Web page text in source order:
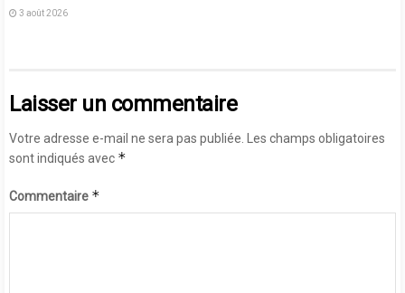
3 août 2026
Laisser un commentaire
Votre adresse e-mail ne sera pas publiée.
Les champs obligatoires
sont indiqués avec *
Commentaire *